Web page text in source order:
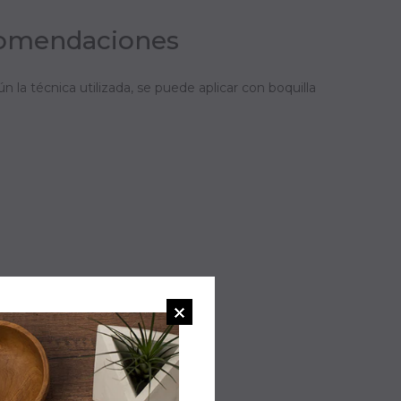
la técnica utilizada, se puede aplicar con boquilla